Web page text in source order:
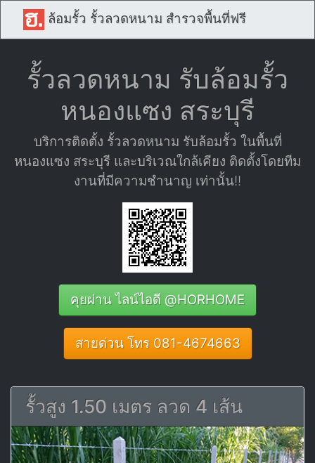
ล้อมรั้ว รั้วลวดหนาม สำรวจพื้นที่ฟรี
รั้วลวดหนาม รับล้อมรั้ว
หนองแซง สระบุรี
บริการติดตั้ง รั้วลวดหนาม รับล้อมรั้ว ในพื้นที่
หนองแซง สระบุรี และบริเวณใกล้เคียง ติดตั้งโดยทีม
งานที่มีความชำนาญ เท่านั้น!!
คุยผ่าน ไลน์ไอดี @HORHOME
สายด่วน โทร 081-4674663
รั้วสูง 1.50 เมตร ลวด 4 เส้น